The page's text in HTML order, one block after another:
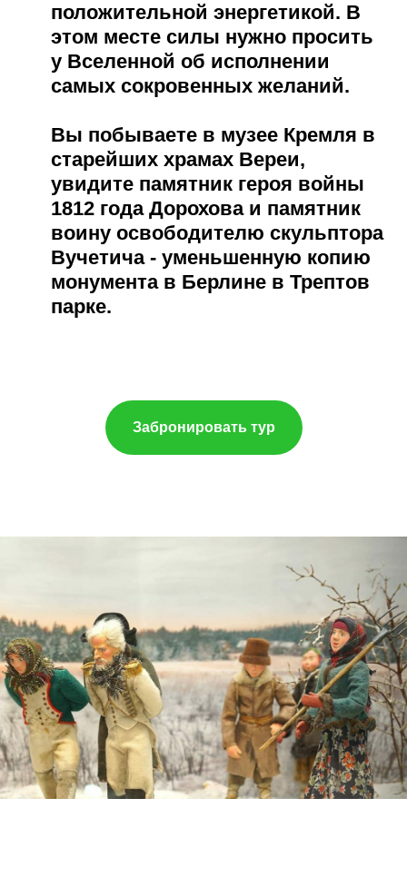
положительной энергетикой. В
этом месте силы нужно просить
у Вселенной об исполнении
самых сокровенных желаний.
Вы побываете в музее Кремля в
старейших храмах Вереи,
увидите памятник героя войны
1812 года Дорохова и памятник
воину освободителю скульптора
Вучетича - уменьшенную копию
монумента в Берлине в Трептов
парке.
Забронировать тур